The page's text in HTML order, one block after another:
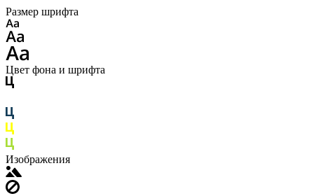
Размер шрифта
Цвет фона и шрифта
Изображения